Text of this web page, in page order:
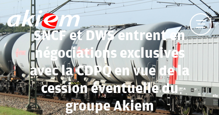
SNCF et DWS entrent en
négociations exclusives
avec la CDPQ en vue de la
cession éventuelle du
groupe Akiem